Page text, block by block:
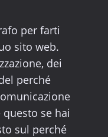
per farti
sito web.
dei
perché
se hai
sul perché